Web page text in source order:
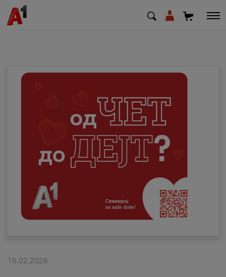
Деловни
Поддршка
Надополни кредит
Плати сметка
#ПодобарОнлајн
16.02.2026